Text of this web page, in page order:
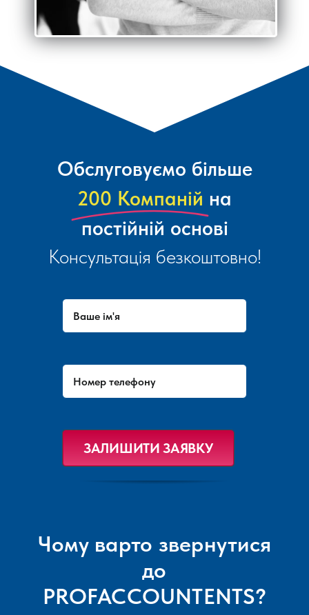
Обслуговуємо більше
200 Компаній на
постійній основі
Консультація безкоштовно!
Чому варто звернутися
до
PROFACCOUNTENTS?